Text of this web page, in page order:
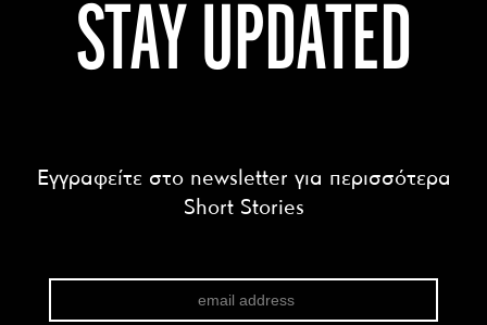
STAY UPDATED
Εγγραφείτε στο newsletter για περισσότερα
Short Stories